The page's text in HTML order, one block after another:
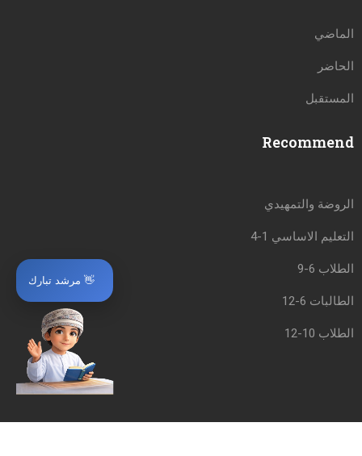
👋 مرشد تبارك
الماضي
الحاضر
المستقبل
Recommend
الروضة والتمهيدي
التعليم الاساسي 1-4
الطلاب 6-9
الطالبات 6-12
الطلاب 10-12